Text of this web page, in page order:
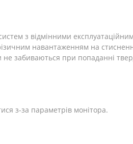
з відмінними
навантаженням на
забиваються при попаданні
з-за параметрів монітора.